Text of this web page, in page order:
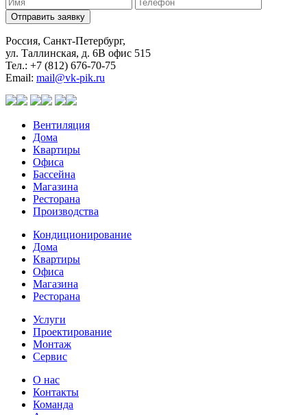
Отправить заявку
Россия, Санкт-Петербург,
ул. Таллинская, д. 6В офис 515
Тел.: +7 (812) 676-70-75
Email: mail@vk-pik.ru
Вентиляция
Дома
Квартиры
Офиса
Бассейна
Магазина
Ресторана
Производства
Кондиционирование
Дома
Квартиры
Офиса
Магазина
Ресторана
Услуги
Проектирование
Монтаж
Сервис
О нас
Контакты
Команда